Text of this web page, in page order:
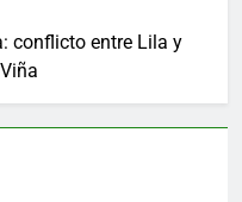
conflicto entre Lila y